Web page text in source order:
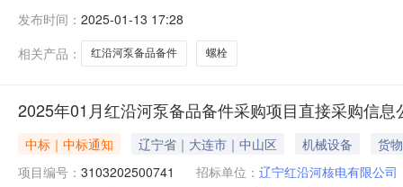
一批备件计划交付时间：计划交付地点：订单/合同约定
发布时间： 2025-01-13 17:28
相关产品：
红沿河泵备品备件 螺栓
2025年01月红沿河泵备品备件采购项目直接采购信息
中标｜中标通知 辽宁省｜大连市｜中山区 机械设备
货物
项目编号： 3103202500741 招标单位： 辽宁红沿河核电有限公司